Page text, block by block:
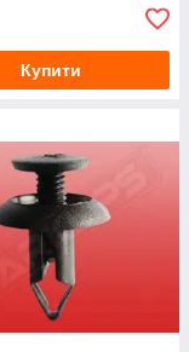
Купити